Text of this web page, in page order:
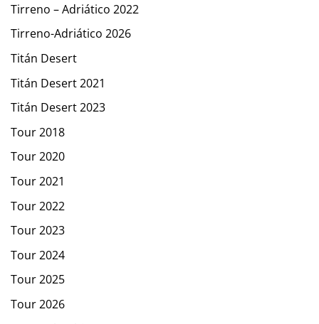
Tirreno – Adriático 2022
Tirreno-Adriático 2026
Titán Desert
Titán Desert 2021
Titán Desert 2023
Tour 2018
Tour 2020
Tour 2021
Tour 2022
Tour 2023
Tour 2024
Tour 2025
Tour 2026